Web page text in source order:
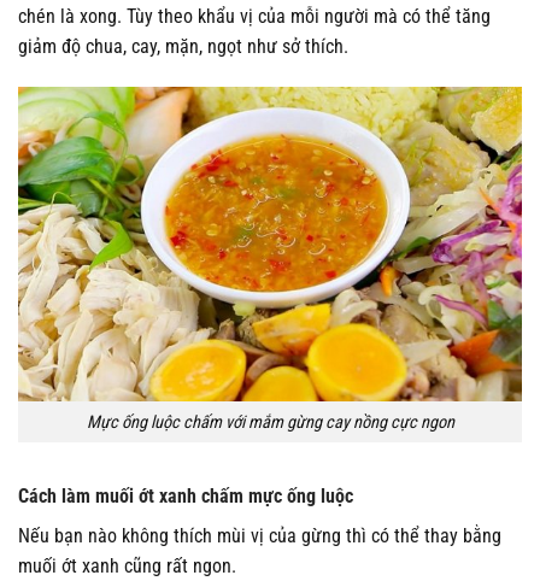
chén là xong. Tùy theo khẩu vị của mỗi người mà có thể tăng
giảm độ chua, cay, mặn, ngọt như sở thích.
Mực ống luộc chấm với mắm gừng cay nồng cực ngon
Cách làm muối ớt xanh chấm mực ống luộc
Nếu bạn nào không thích mùi vị của gừng thì có thể thay bằng
muối ớt xanh cũng rất ngon.